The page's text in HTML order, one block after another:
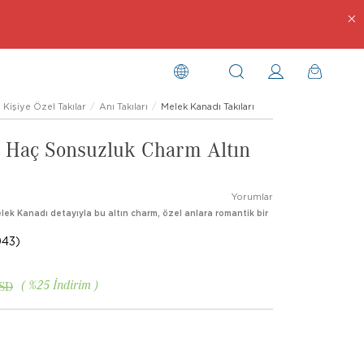
Kişiye Özel Takılar Anı Takıları Melek Kanadı Takıları
Haç Sonsuzluk Charm Altın
Yorumlar
Kanadı detayıyla bu altın charm, özel anlara romantik bir
%25 İndirim